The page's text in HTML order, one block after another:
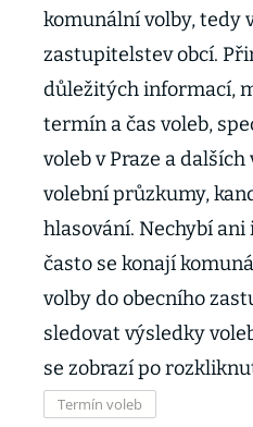
komunální volby, tedy
zastupitelstev obcí.
důležitých informací,
termín a čas voleb,
voleb v Praze a
volební průzkumy,
hlasování. Nechybí
často se konají
volby do obecního
sledovat výsledky
se zobrazí po
Termín voleb